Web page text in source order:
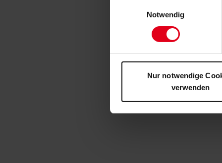
Notwendig
Nur notwendige
verwenden